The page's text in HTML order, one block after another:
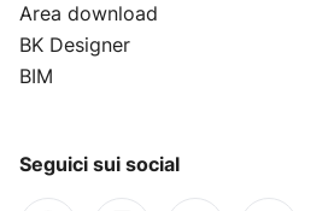
Area download
BK Designer
BIM
Seguici sui social